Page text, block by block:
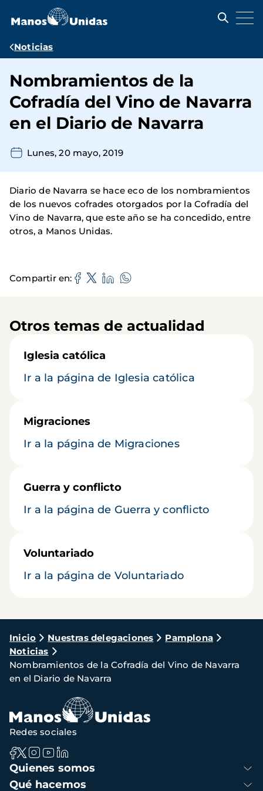
contenido
Ruta
navegación
Noticias
Nombramientos de la
Cofradía del Vino de Navarra
en el Diario de Navarra
Lunes, 20 mayo, 2019
Diario de Navarra se hace eco de los nombramientos
de los nuevos cofrades otorgados por la Cofradía del
Vino de Navarra, que este año se ha concedido, entre
otros, a Manos Unidas.
Compartir en
Otros temas de actualidad
Iglesia católica
Ir a la página de Iglesia católica
Migraciones
Ir a la página de Migraciones
Guerra y conflicto
Ir a la página de Guerra y conflicto
Voluntariado
Ir a la página de Voluntariado
Ruta
de
navegación
Inicio Nuestras delegaciones
Pamplona
Noticias
Nombramientos de la Cofradía del Vino de Navarra
en el Diario de Navarra
Navegación
principal
Quienes somos
Qué hacemos
Redes sociales